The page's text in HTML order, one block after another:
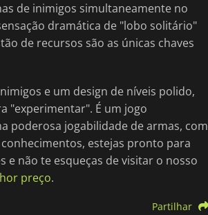
de inimigos simultaneamente no
dramática de "lobo solitário"
de recursos são as únicas chaves
e um design de níveis polido,
"experimentar". É um jogo
poderosa jogabilidade de armas, com
estejas pronto para
e não te esqueças de visitar o nosso
preço.
Partilhar